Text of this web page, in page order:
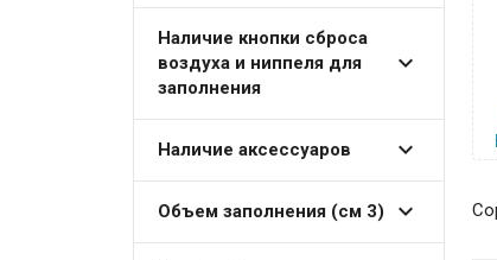
Наличие кнопки сброса
воздуха и ниппеля для
заполнения
Наличие аксессуаров
Объем заполнения (см 3)